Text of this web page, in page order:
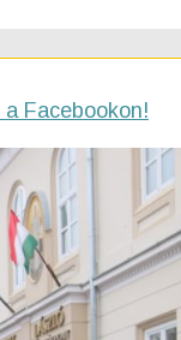
Facebookon!